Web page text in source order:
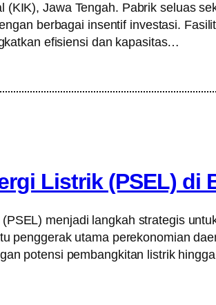
Jawa Tengah. Pabrik seluas
berbagai insentif investasi.
efisiensi dan kapasitas…
Listrik (PSEL) di
menjadi langkah strategis
penggerak utama perekonomian
potensi pembangkitan listrik